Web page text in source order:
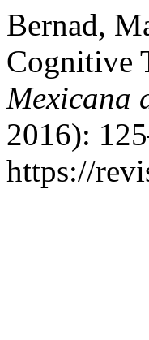
Bernad,
Cognitive
Mexicana
2016):
https://